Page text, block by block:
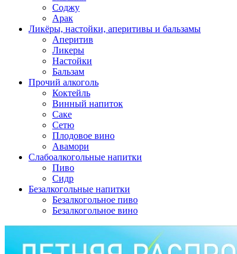
Соджу
Арак
Ликёры, настойки, аперитивы и бальзамы
Аперитив
Ликеры
Настойки
Бальзам
Прочий алкоголь
Коктейль
Винный напиток
Саке
Сетю
Плодовое вино
Авамори
Слабоалкогольные напитки
Пиво
Сидр
Безалкогольные напитки
Безалкогольное пиво
Безалкогольное вино